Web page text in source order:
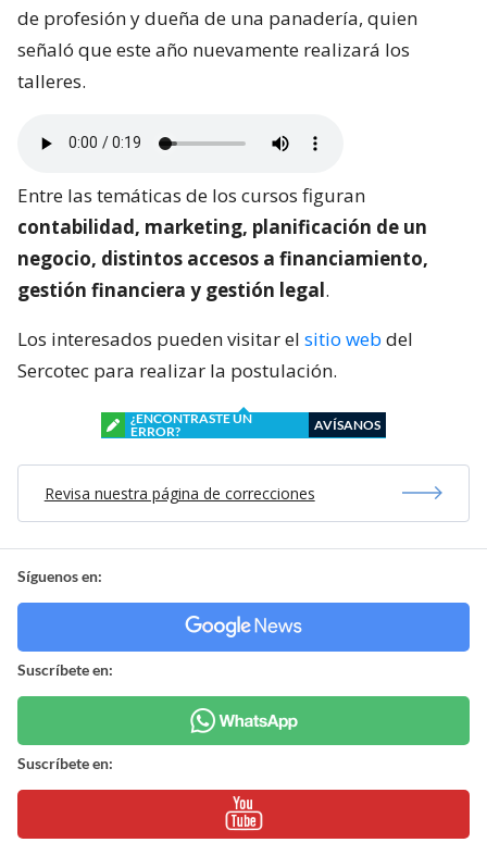
de profesión y dueña de una panadería, quien
señaló que este año nuevamente realizará los
talleres.
Entre las temáticas de los cursos figuran
contabilidad, marketing, planificación de un
negocio, distintos accesos a financiamiento,
gestión financiera y gestión legal.
Los interesados pueden visitar el sitio web del
Sercotec para realizar la postulación.
¿ENCONTRASTE UN
ERROR?
AVÍSANOS
Revisa nuestra página de correcciones
Síguenos en:
Suscríbete en:
Suscríbete en: